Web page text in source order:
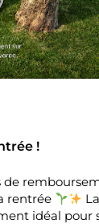
X
!
de
rentrée
La
idéal pour